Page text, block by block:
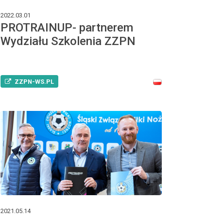
2022.03.01
PROTRAINUP- partnerem
Wydziału Szkolenia ZZPN
ZZPN-WS.PL
2021.05.14